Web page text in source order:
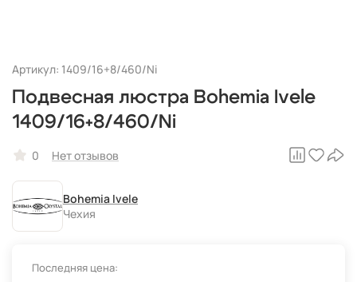
Артикул: 1409/16+8/460/Ni
Подвесная люстра Bohemia Ivele
1409/16+8/460/Ni
0 Нет отзывов
Bohemia Ivele
Чехия
Последняя цена: